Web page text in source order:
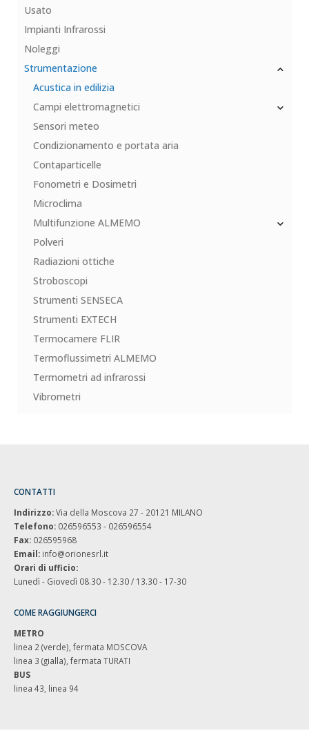
Usato
Impianti Infrarossi
Noleggi
Strumentazione
Acustica in edilizia
Campi elettromagnetici
Sensori meteo
Condizionamento e portata aria
Contaparticelle
Fonometri e Dosimetri
Microclima
Multifunzione ALMEMO
Polveri
Radiazioni ottiche
Stroboscopi
Strumenti SENSECA
Strumenti EXTECH
Termocamere FLIR
Termoflussimetri ALMEMO
Termometri ad infrarossi
Vibrometri
CONTATTI
Indirizzo:Via della Moscova 27 - 20121 MILANO
Telefono: 026596553 - 026596554
Fax: 026595968
Email: info@orionesrl.it
Orari di ufficio:
Lunedì - Giovedì 08.30 - 12.30 / 13.30 - 17-30
COME RAGGIUNGERCI
METRO
linea 2 (verde), fermata MOSCOVA
linea 3 (gialla), fermata TURATI
BUS
linea 43, linea 94